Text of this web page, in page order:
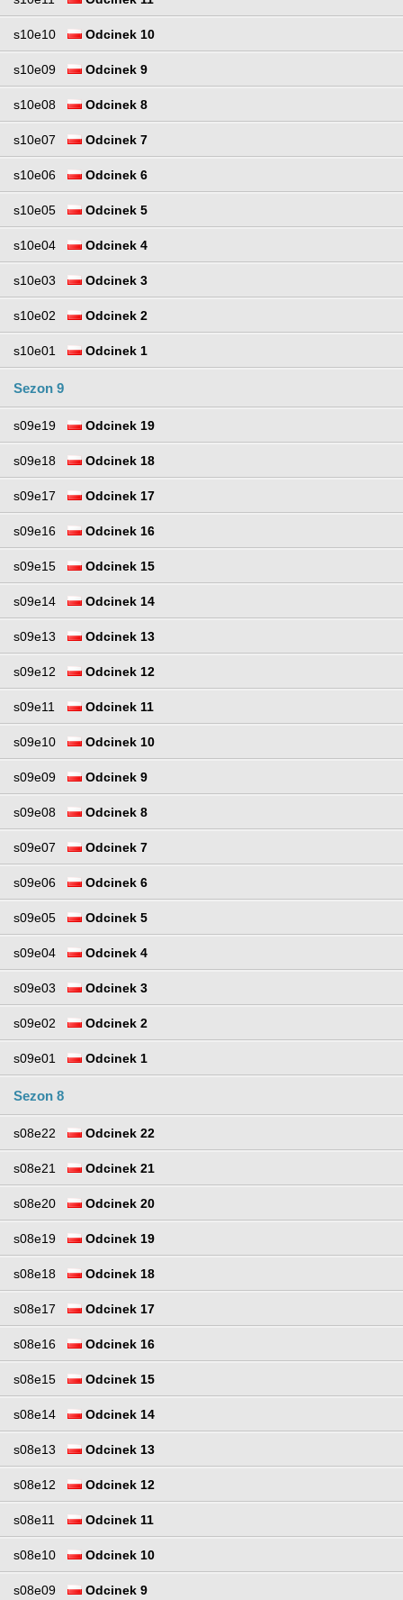
s10e10 Odcinek 10
s10e09 Odcinek 9
s10e08 Odcinek 8
s10e07 Odcinek 7
s10e06 Odcinek 6
s10e05 Odcinek 5
s10e04 Odcinek 4
s10e03 Odcinek 3
s10e02 Odcinek 2
s10e01 Odcinek 1
Sezon 9
s09e19 Odcinek 19
s09e18 Odcinek 18
s09e17 Odcinek 17
s09e16 Odcinek 16
s09e15 Odcinek 15
s09e14 Odcinek 14
s09e13 Odcinek 13
s09e12 Odcinek 12
s09e11 Odcinek 11
s09e10 Odcinek 10
s09e09 Odcinek 9
s09e08 Odcinek 8
s09e07 Odcinek 7
s09e06 Odcinek 6
s09e05 Odcinek 5
s09e04 Odcinek 4
s09e03 Odcinek 3
s09e02 Odcinek 2
s09e01 Odcinek 1
Sezon 8
s08e22 Odcinek 22
s08e21 Odcinek 21
s08e20 Odcinek 20
s08e19 Odcinek 19
s08e18 Odcinek 18
s08e17 Odcinek 17
s08e16 Odcinek 16
s08e15 Odcinek 15
s08e14 Odcinek 14
s08e13 Odcinek 13
s08e12 Odcinek 12
s08e11 Odcinek 11
s08e10 Odcinek 10
s08e09 Odcinek 9